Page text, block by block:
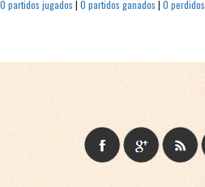
0 partidos jugados | 0 partidos ganados | 0 perdidos